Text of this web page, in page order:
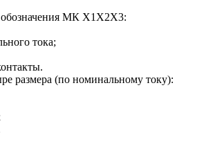
обозначения МК Х1Х2Х3:
тока;
размера (по номинальному току):